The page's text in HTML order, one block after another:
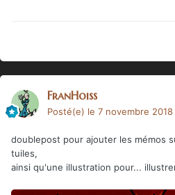
FranHoiss
Posté(e) le 7 novembre 2018
doublepost pour ajouter les mémos
tuiles,
ainsi qu'une illustration pour...